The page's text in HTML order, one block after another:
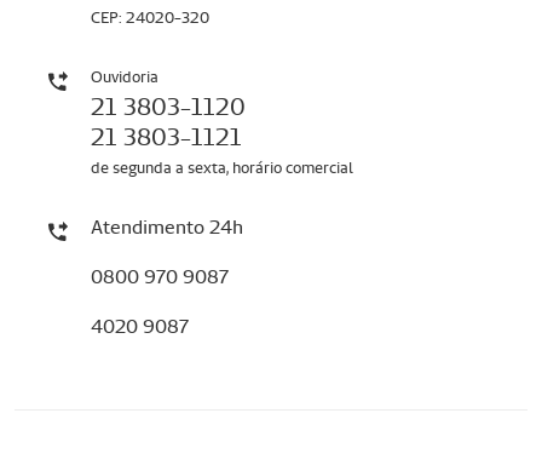
CEP: 24020-320
Ouvidoria
21 3803-1120
21 3803-1121
de segunda a sexta, horário comercial
Atendimento 24h
0800 970 9087
4020 9087